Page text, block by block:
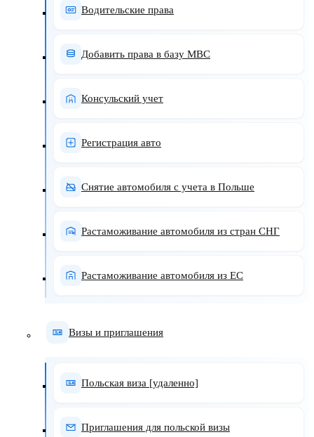
Водительские права
Добавить права в базу МВС
Консульский учет
Регистрация авто
Снятие автомобиля с учета в Польше
Растаможивание автомобиля из стран СНГ
Растаможивание автомобиля из ЕС
Визы и приглашения
Польская виза [удаленно]
Приглашения для польской визы